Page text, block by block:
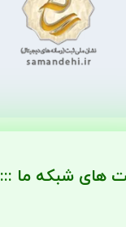
های شبکه ما :::